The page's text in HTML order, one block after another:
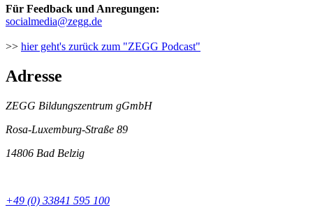
Für Feedback und Anregungen:
>> hier geht's zurück zum "ZEGG Podcast"
Adresse
ZEGG Bildungszentrum gGmbH
Rosa-Luxemburg-Straße 89
14806 Bad Belzig
+49 (0) 33841 595 100